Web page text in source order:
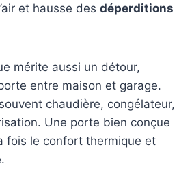
et hausse des déperditions
mérite aussi un détour,
entre maison et garage.
chaudière, congélateur,
Une porte bien conçue
fois le confort thermique et